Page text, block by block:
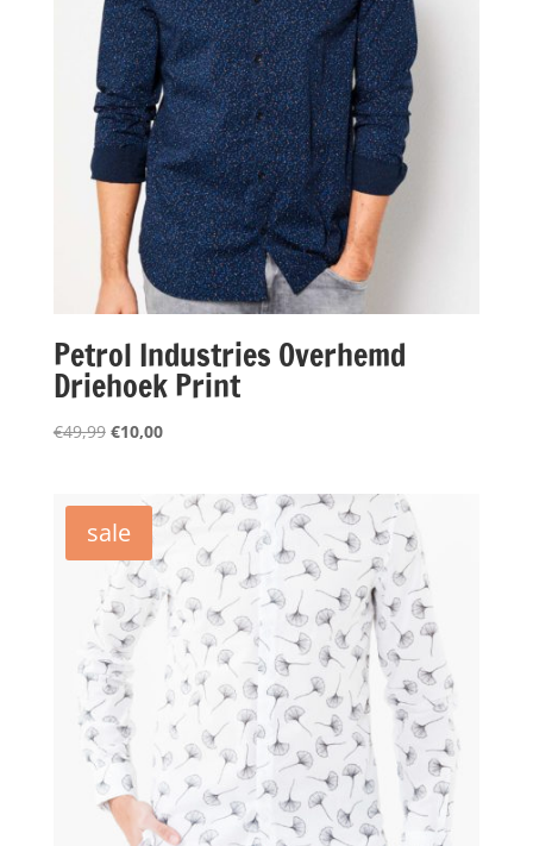
Petrol Industries Overhemd
Driehoek Print
€49,99 Oorspronkelijke
€49,99.
€10,00Huidige
€10,00.
sale